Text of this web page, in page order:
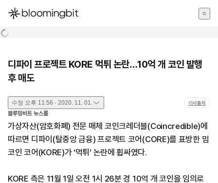
한국어
디파이 프로젝트 KORE 먹튀 논란…10억 개 코인 발행
후 매도
수정 오후 11:56 · 2020. 11. 01. 기사출처
블루밍비트 뉴스룸
가상자산(암호화폐) 전문 매체 코인크레더블(Coincredible)에
따르면 디파이(탈중앙 금융) 프로젝트 코어(CORE)를 표방한 밈
코인 코어(KORE)가 ‘먹튀’ 논란에 휩싸였다.
KORE 측은 11월 1일 오전 1시 26분 경 10억 개 코인을 임의로